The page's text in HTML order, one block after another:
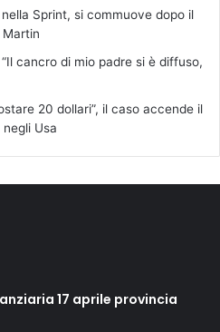
Sprint, si commuove dopo il
Martin
cancro di mio padre si è diffuso,
20 dollari”, il caso accende il
Usa
17 aprile provincia